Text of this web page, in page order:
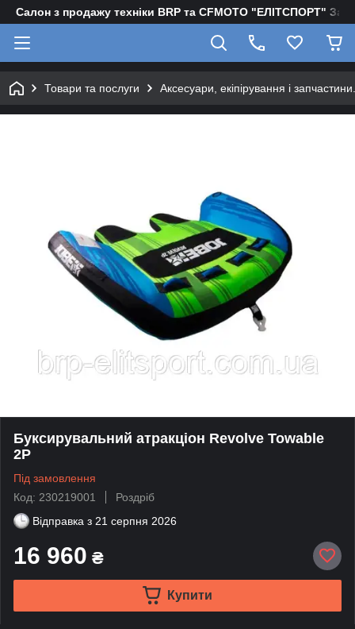
Салон з продажу техніки BRP та CFMOTO "EЛІТСПОРТ"
Товари та послуги Аксесуари, екіпірування і запчастини.
Буксирувальний атракціон Revolve Towable
2P
Під замовлення
Код: 230219001
Роздріб
Відправка з 21 серпня 2026
16 960 ₴
Купити